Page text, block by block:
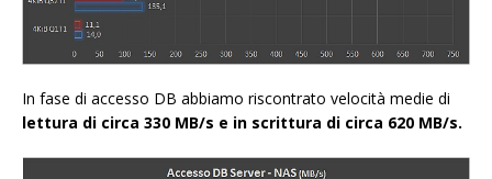
In fase di accesso DB abbiamo riscontrato velocità medie di
lettura di circa 330 MB/s e in scrittura di circa 620 MB/s.